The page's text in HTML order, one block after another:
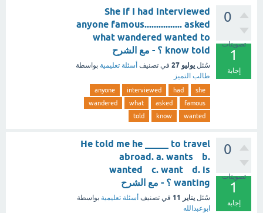
0
تصويتات
1
إجابة
She if I had interviewed
anyone famous................ asked
what wandered wanted to
know told ؟ - مع الشرح
سُئل يوليو 27 في تصنيف أسئلة تعليمية بواسطة
طالب التميز
she
had
interviewed
anyone
famous
asked
what
wandered
wanted
know
told
0
تصويتات
1
إجابة
He told me he _____ to travel
abroad. a. wants b.
wanted c. want d. is
wanting ؟ - مع الشرح
سُئل يناير 11 في تصنيف أسئلة تعليمية بواسطة
ابوعبدالله